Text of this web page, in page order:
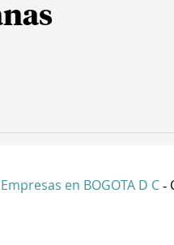
Empresas en BOGOTA D C -